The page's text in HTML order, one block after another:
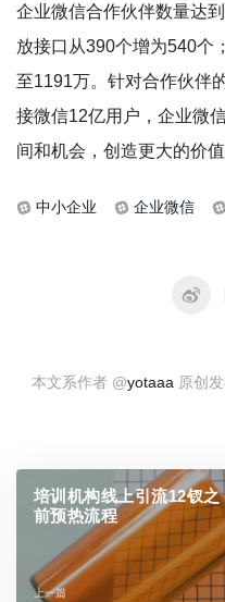
企业微信合作伙伴数量达
放接口从390个增为540个
至1191万。针对合作伙伴
接微信12亿用户，企业微
间和机会，创造更大的价值
中小企业 企业微信
本文系作者 @yotaaa 原创
培训机构线上引流12钗
前预热流程
上一篇